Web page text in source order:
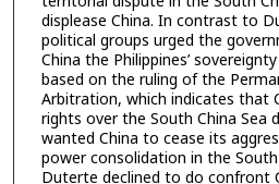
displease China. In contrast to
political groups urged the
China the Philippines’
based on the ruling of the
Arbitration, which indicates that
rights over the South China Sea
wanted China to cease its
power consolidation in the South
Duterte declined to do confront